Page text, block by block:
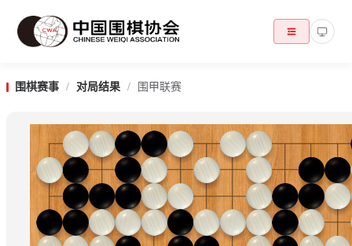
围棋赛事 / 对局结果 / 围甲联赛